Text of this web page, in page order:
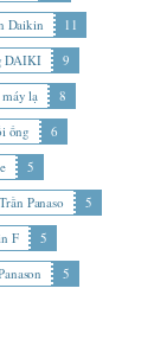
Daikin
11
DAIKI
9
lạ
8
ống
6
5
Panaso
5
F
5
5